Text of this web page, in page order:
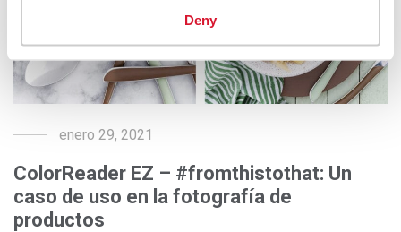
Deny
enero 29, 2021
ColorReader EZ – #fromthistothat: Un
caso de uso en la fotografía de
productos